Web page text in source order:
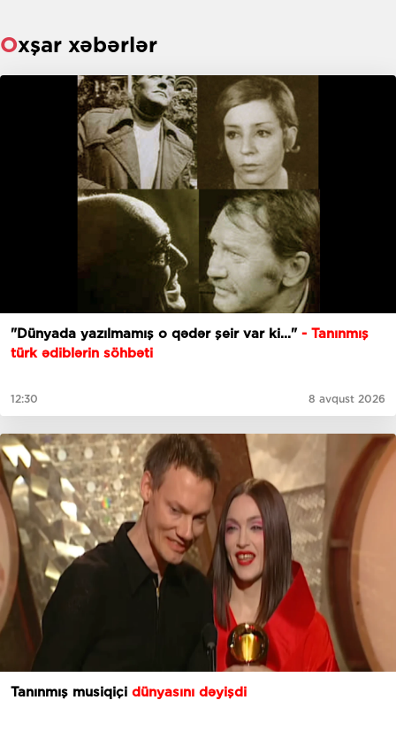
Oxşar xəbərlər
"Dünyada yazılmamış o qədər şeir var ki..." - Tanınmış
türk ədiblərin söhbəti
12:30 8 avqust 2026
Tanınmış musiqiçi dünyasını dəyişdi